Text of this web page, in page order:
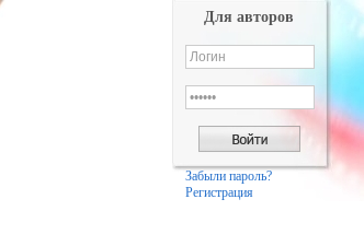
Для авторов
Забыли пароль?
Регистрация